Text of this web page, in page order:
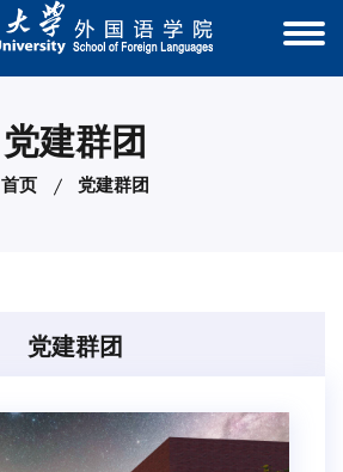
党建群团
首页 党建群团
党建群团